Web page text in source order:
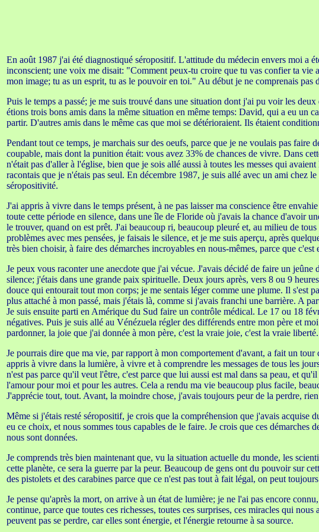
En août 1987 j'ai été diagnostiqué séropositif. L'attitude du médecin envers moi a
inconscient; une voix me disait: "Comment peux-tu croire que tu vas confier ta vie
mon image; tu as un esprit, tu as le pouvoir en toi." Au début je ne comprenais
Puis le temps a passé; je me suis trouvé dans une situation dont j'ai pu voir les
étions trois bons amis dans la même situation en même temps: David, qui a eu un
partir. D'autres amis dans le même cas que moi se détérioraient. Ils étaient
Pendant tout ce temps, je marchais sur des oeufs, parce que je ne voulais pas
coupable, mais dont la punition était: vous avez 33% de chances de vivre. Dans
n'était pas d'aller à l'église, bien que je sois allé aussi à toutes les messes qui
racontais que je n'étais pas seul. En décembre 1987, je suis allé avec un ami chez
séropositivité.
J'ai appris à vivre dans le temps présent, à ne pas laisser ma conscience être
toute cette période en silence, dans une île de Floride où j'avais la chance d'avoir
le trouver, quand on est prêt. J'ai beaucoup ri, beaucoup pleuré et, au milieu de
problèmes avec mes pensées, je faisais le silence, et je me suis aperçu, après
très bien choisir, à faire des démarches incroyables en nous-mêmes, parce que c'est
Je peux vous raconter une anecdote que j'ai vécue. J'avais décidé de faire un
silence; j'étais dans une grande paix spirituelle. Deux jours après, vers 8 ou 9
douce qui entourait tout mon corps; je me sentais léger comme une plume. Il s'est
plus attaché à mon passé, mais j'étais là, comme si j'avais franchi une barrière. A
Je suis ensuite parti en Amérique du Sud faire un contrôle médical. Le 17 ou 18
négatives. Puis je suis allé au Vénézuela régler des différends entre mon père et
pardonner, la joie que j'ai donnée à mon père, c'est la vraie joie, c'est la vraie liberté.
Je pourrais dire que ma vie, par rapport à mon comportement d'avant, a fait un
appris à vivre dans la lumière, à vivre et à comprendre les messages de tous les
n'est pas parce qu'il veut l'être, c'est parce que lui aussi est mal dans sa peau, et
l'amour pour moi et pour les autres. Cela a rendu ma vie beaucoup plus facile,
J'apprécie tout, tout. Avant, la moindre chose, j'avais toujours peur de la perdre,
Même si j'étais resté séropositif, je crois que la compréhension que j'avais
eu ce choix, et nous sommes tous capables de le faire. Je crois que ces
nous sont données.
Je comprends très bien maintenant que, vu la situation actuelle du monde, les
cette planète, ce sera la guerre par la peur. Beaucoup de gens ont du pouvoir sur
des pistolets et des carabines parce que ce n'est pas tout à fait légal, on peut
Je pense qu'après la mort, on arrive à un état de lumière; je ne l'ai pas encore
continue, parce que toutes ces richesses, toutes ces surprises, ces miracles qui
peuvent pas se perdre, car elles sont énergie, et l'énergie retourne à sa source.